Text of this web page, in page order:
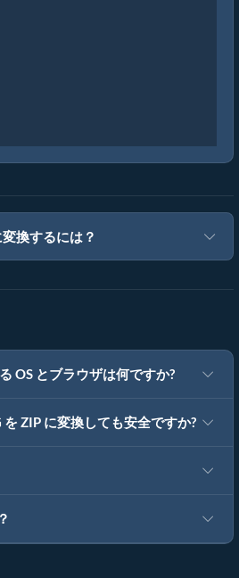
換するには？
OS とブラウザは何ですか?
ZIP に変換しても安全ですか?